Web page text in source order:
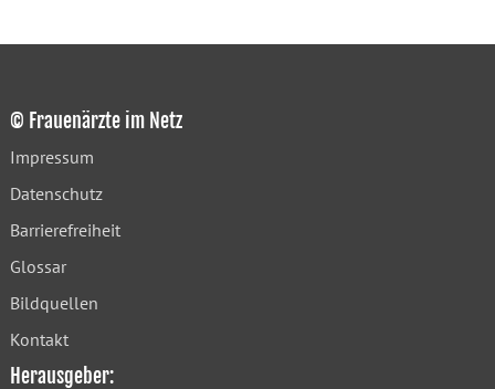
© Frauenärzte im Netz
Impressum
Datenschutz
Barrierefreiheit
Glossar
Bildquellen
Kontakt
Herausgeber: